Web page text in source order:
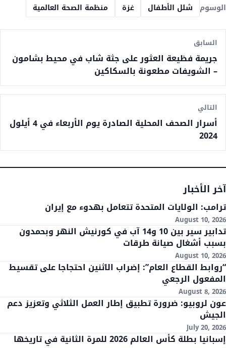
الوسوم شلل الأطفال غزة منظمة الصحة العالمية
السابق
جريمة فظيعة العثور على جثة شاب في محيط بشامون
– الشويفات مطعونة بالسكاكين
التالي
أسرار الصحف المحلية الصادرة يوم الأربعاء في 4 أيلول
2024
آخر الأخبار
ترامب: الولايات المتحدة تتعامل بهدوء مع إيران
August 10, 2026
تدابير سير بين 10 و14 آب في كورنيش النهر وبحمدون
بسبب أشغال صيانة طرقات
August 10, 2026
“روابط القطاع العام”: إضراب الاثنين احتجاجا على تقسيط
المفعول الرجعي
August 8, 2026
عون لروبيو: ضرورة تطبيق إطار العمل الثلاثي وتعزيز دعم
الجيش
July 20, 2026
إسبانيا بطلة كأس العالم 2026 للمرة الثانية في تاريخها